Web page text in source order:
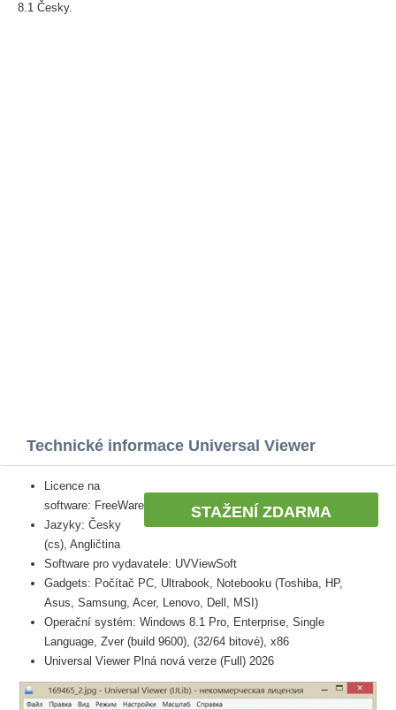
8.1 Česky.
Technické informace Universal Viewer
STAŽENÍ ZDARMA
Licence na
software: FreeWare
Jazyky: Česky
(cs), Angličtina
Software pro vydavatele: UVViewSoft
Gadgets: Počítač PC, Ultrabook, Notebooku (Toshiba, HP,
Asus, Samsung, Acer, Lenovo, Dell, MSI)
Operační systém: Windows 8.1 Pro, Enterprise, Single
Language, Zver (build 9600), (32/64 bitové), x86
Universal Viewer Plná nová verze (Full) 2026